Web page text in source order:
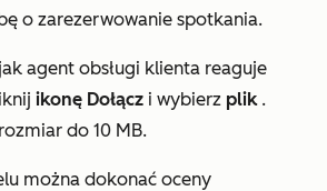
o zarezerwowanie spotkania.
agent obsługi klienta reaguje
ikonę Dołącz i wybierz plik.
do 10 MB.
można dokonać oceny